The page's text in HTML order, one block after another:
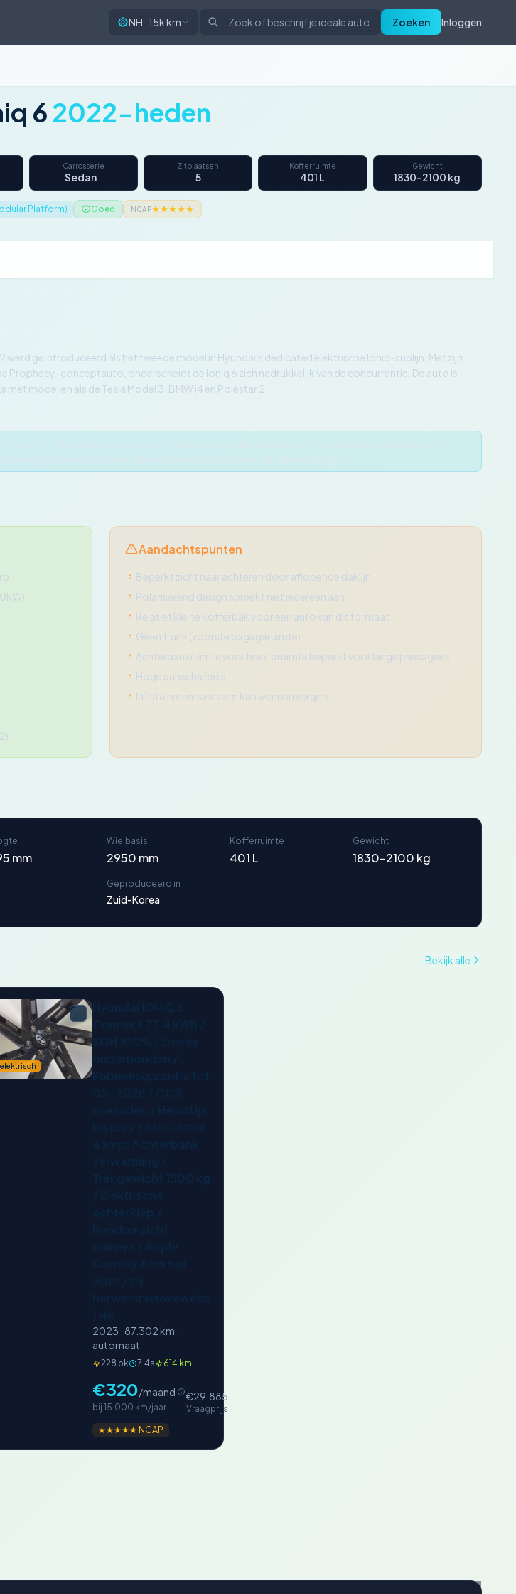
NH · 15k km Zoeken Inloggen
6 2022-heden
Carrosserie
Sedan
Zitplaatsen
5
Kofferruimte
401 L
Gewicht
1830–2100 kg
Platform) Goed NCAP
werd geïntroduceerd als het tweede model in Hyundai's dedicated elektrische Ioniq-sublijn. Met zijn
Prophecy-conceptauto, onderscheidt de Ioniq 6 zich nadrukkelijk van de concurrentie. De auto is
modellen als de Tesla Model 3, BMW i4 en Polestar 2.
Aandachtspunten
Beperkt zicht naar achteren door aflopende daklijn
Polariserend design spreekt niet iedereen aan
Relatief kleine kofferbak voor een auto van dit formaat
Geen frunk (voorste bagageruimte)
Achterbankruimte voor hoofdruimte beperkt voor lange passagiers
Hoge aanschafprijs
Infotainmentsysteem kan wennen vergen
mm
Wielbasis
2950 mm
Kofferruimte
401 L
Gewicht
1830-2100 kg
Geproduceerd in
Zuid-Korea
Bekijk alle
elektrisch
Hyundai IONIQ 6
SOH 100% / Dealer
Fabrieksgarantie tot
2023 · 87.302 km ·
automaat
228 pk 7.4s 614 km
€320/maand
bij 15.000 km/jaar
€29.885
Vraagprijs
★★★★★ NCAP